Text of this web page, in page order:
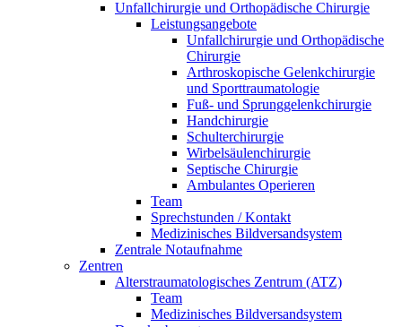
Unfallchirurgie und Orthopädische Chirurgie
Leistungsangebote
Unfallchirurgie und Orthopädische
Chirurgie
Arthroskopische Gelenkchirurgie
und Sporttraumatologie
Fuß- und Sprunggelenkchirurgie
Handchirurgie
Schulterchirurgie
Wirbelsäulenchirurgie
Septische Chirurgie
Ambulantes Operieren
Team
Sprechstunden / Kontakt
Medizinisches Bildversandsystem
Zentrale Notaufnahme
Zentren
Alterstraumatologisches Zentrum (ATZ)
Team
Medizinisches Bildversandsystem